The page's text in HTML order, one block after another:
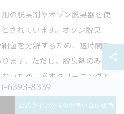
の脱臭剤やオゾン脱臭器を使
されています。オゾン脱臭
菌を分解するため、短時間で
ます。ただし、脱臭剤のみで
いため、必ずクリーニングと
です。
、製品ごとの使用方法や注意
6393-8339
公式ラインからのお問い合わせ